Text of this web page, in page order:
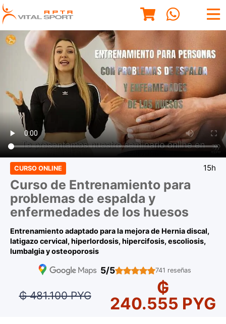
CURSO ONLINE 15h
Curso de Entrenamiento para
problemas de espalda y
enfermedades de los huesos
Entrenamiento adaptado para la mejora de Hernia discal,
latigazo cervical, hiperlordosis, hipercifosis, escoliosis,
lumbalgia y osteoporosis
5/5 741 reseñas
₲ 481.100 PYG
₲
240.555 PYG